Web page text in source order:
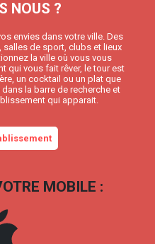
NOUS ?
envies dans votre ville. Des
salles de sport, clubs et lieux
la ville où vous vous
qui vous fait rêver, le tour est
un cocktail ou un plat que
la barre de recherche et
qui apparait.
MOBILE :